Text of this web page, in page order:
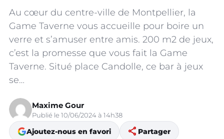
Au cœur du centre-ville de Montpellier, la
Game Taverne vous accueille pour boire un
verre et s’amuser entre amis. 200 m2 de jeux,
c’est la promesse que vous fait la Game
Taverne. Situé place Candolle, ce bar à jeux
se…
Maxime Gour
Publié le 10/06/2024 à 14h38
Ajoutez-nous en favori share Partager